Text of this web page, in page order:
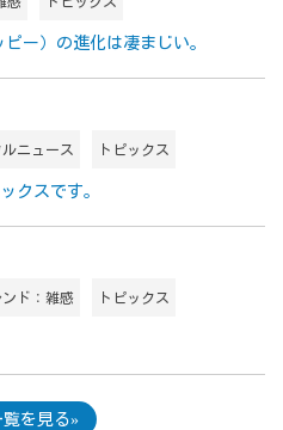
ー）の進化は凄まじい。
ニュース トピックス
クスです。
ンド：雑感 トピックス
を見る